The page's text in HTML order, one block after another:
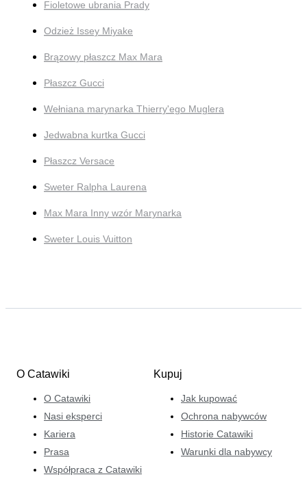
Fioletowe ubrania Prady
Odzież Issey Miyake
Brązowy płaszcz Max Mara
Płaszcz Gucci
Wełniana marynarka Thierry'ego Muglera
Jedwabna kurtka Gucci
Płaszcz Versace
Sweter Ralpha Laurena
Max Mara Inny wzór Marynarka
Sweter Louis Vuitton
O Catawiki
O Catawiki
Nasi eksperci
Kariera
Prasa
Współpraca z Catawiki
Kupuj
Jak kupować
Ochrona nabywców
Historie Catawiki
Warunki dla nabywcy